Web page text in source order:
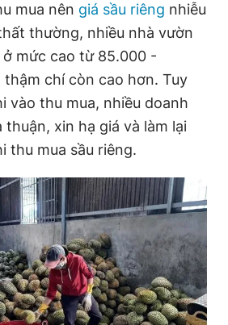
điện thoại
0908 780 404
RSS Tòa soạn Chính sách bảo
Ngọc Toàn
trực: Hải Thành
Hiếu Dũng
Việt Hưng
Trung
mua nên giá sầu riêng nhiễu
thường, nhiều nhà vườn
mức cao từ 85.000 -
chí còn cao hơn. Tuy
vào thu mua, nhiều doanh
xin hạ giá và làm lại
thu mua sầu riêng.